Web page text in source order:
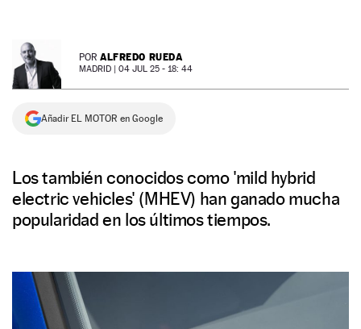
NEWSLETTER POR ALFREDO RUEDA
MADRID | 04 JUL 25 - 18: 44
Añadir EL MOTOR en Google
Los también conocidos como 'mild hybrid
electric vehicles' (MHEV) han ganado mucha
popularidad en los últimos tiempos.